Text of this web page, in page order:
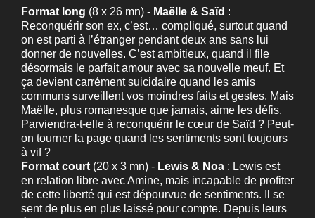
Format long (8 x 26 mn) - Maëlle & Saïd :
Reconquérir son ex, c’est… compliqué, surtout quand
on est parti à l’étranger pendant deux ans sans lui
donner de nouvelles. C’est ambitieux, quand il file
désormais le parfait amour avec sa nouvelle meuf. Et
ça devient carrément suicidaire quand les amis
communs surveillent vos moindres faits et gestes. Mais
Maëlle, plus romanesque que jamais, aime les défis.
Parviendra-t-elle à reconquérir le cœur de Saïd ? Peut-
on tourner la page quand les sentiments sont toujours
à vif ?
Format court (20 x 3 mn) - Lewis & Noa : Lewis est
en relation libre avec Amine, mais incapable de profiter
de cette liberté qui est dépourvue de sentiments. Il se
sent de plus en plus laissé pour compte. Depuis leurs